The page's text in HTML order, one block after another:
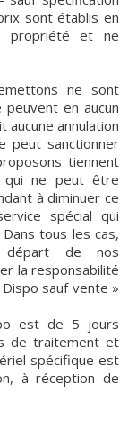
sont établis en
propriété et ne
ne sont
en aucun
aucune annulation
peut sanctionner
tiennent
qui ne peut être
à diminuer ce
spécial qui
tous les cas,
départ de nos
la responsabilité
sauf vente »
est de 5 jours
de traitement et
spécifique est
à réception de